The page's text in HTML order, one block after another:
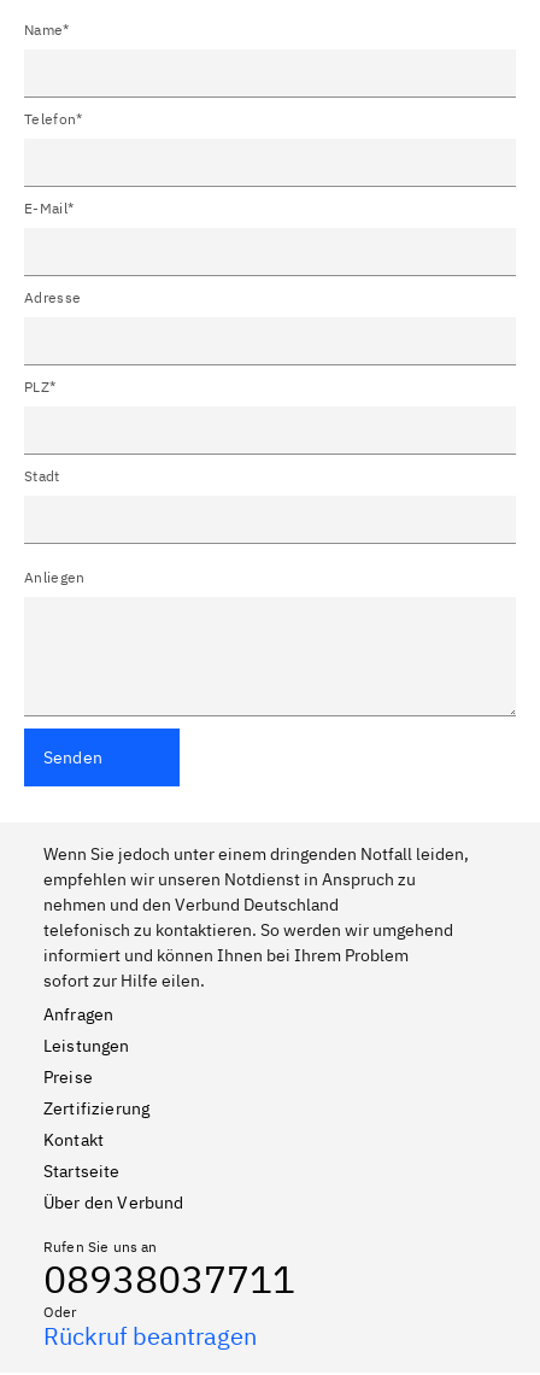
Name*
Telefon*
E-Mail*
Adresse
PLZ*
Stadt
Anliegen
Senden
Wenn Sie jedoch unter einem dringenden Notfall leiden,
empfehlen wir unseren Notdienst in Anspruch zu
nehmen und den Verbund Deutschland
telefonisch zu kontaktieren. So werden wir umgehend
informiert und können Ihnen bei Ihrem Problem
sofort zur Hilfe eilen.
Anfragen
Leistungen
Preise
Zertifizierung
Kontakt
Startseite
Über den Verbund
Rufen Sie uns an
08938037711
Oder
Rückruf beantragen